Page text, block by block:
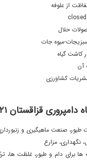
از علوفه
حلال
میوه جات
کاشت گیاه
آن
کشاورزی
قزاقستان ٢٠٢١:
صنعت ماهیگیری و
نگهداری، مزارع
برای دام و طیور، غلظت ها،